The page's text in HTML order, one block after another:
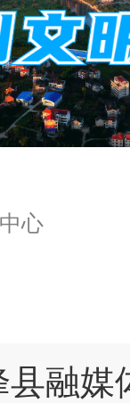
心
县融媒